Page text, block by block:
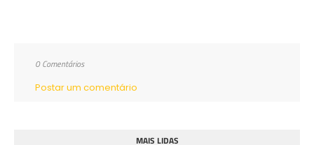
0 Comentários
Postar um comentário
MAIS LIDAS